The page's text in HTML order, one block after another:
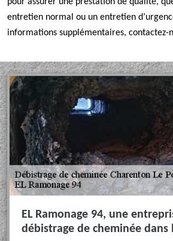
entretien normal ou un entretien
informations supplémentaires, contactez-
EL Ramonage 94, une
débistrage de cheminée dans